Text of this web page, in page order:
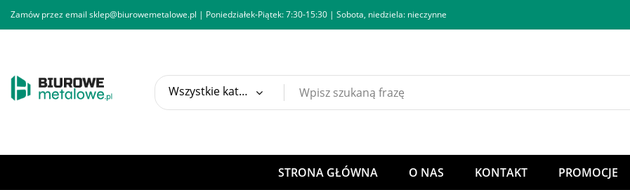
Zamów przez email sklep@biurowemetalowe.pl | Poniedziałek-Piątek: 7:30-15:30 | Sobota, niedziela: nieczynne
Wszystkie kategorie
STRONA GŁÓWNA O NAS KONTAKT PROMOCJE